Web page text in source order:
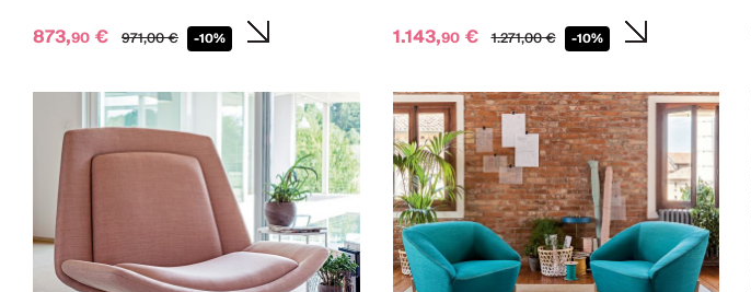
873,90 € 971,00€ -10% 1.143,90€ 1.271,00€ -10%